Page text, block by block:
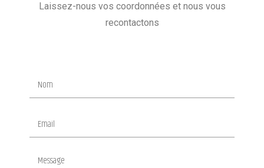
Laissez-nous vos coordonnées et nous vous
recontactons